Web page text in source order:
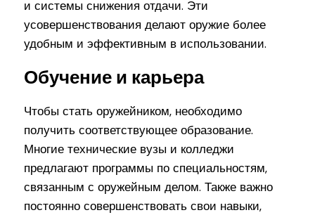
и системы снижения отдачи. Эти
усовершенствования делают оружие более
удобным и эффективным в использовании.
Обучение и карьера
Чтобы стать оружейником, необходимо
получить соответствующее образование.
Многие технические вузы и колледжи
предлагают программы по специальностям,
связанным с оружейным делом. Также важно
постоянно совершенствовать свои навыки,